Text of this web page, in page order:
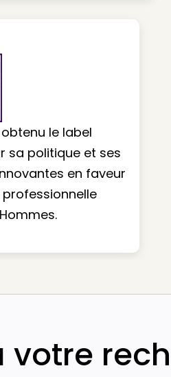
le label
sa politique et ses
en faveur
votre